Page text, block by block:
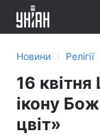
Новини › Релігії
16
ікону
цвіт»